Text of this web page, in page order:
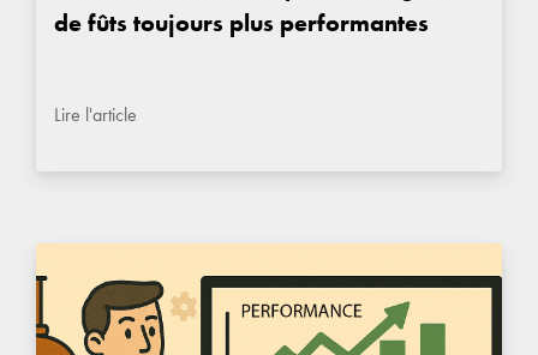
de fûts toujours plus performantes
Lire l'article